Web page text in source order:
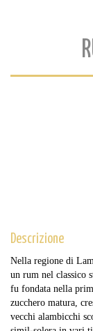
Descrizione
Nella regione di
un rum nel classico
fu fondata nella
zucchero matura,
vecchi alambicchi